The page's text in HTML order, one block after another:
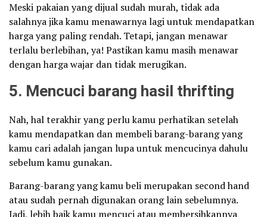
Meski pakaian yang dijual sudah murah, tidak ada
salahnya jika kamu menawarnya lagi untuk mendapatkan
harga yang paling rendah. Tetapi, jangan menawar
terlalu berlebihan, ya! Pastikan kamu masih menawar
dengan harga wajar dan tidak merugikan.
5. Mencuci barang hasil thrifting
Nah, hal terakhir yang perlu kamu perhatikan setelah
kamu mendapatkan dan membeli barang-barang yang
kamu cari adalah jangan lupa untuk mencucinya dahulu
sebelum kamu gunakan.
Barang-barang yang kamu beli merupakan second hand
atau sudah pernah digunakan orang lain sebelumnya.
Jadi, lebih baik kamu mencuci atau membersihkannya